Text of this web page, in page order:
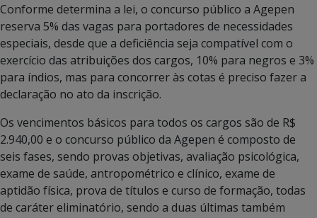
Conforme determina a lei, o concurso público a Agepen
reserva 5% das vagas para portadores de necessidades
especiais, desde que a deficiência seja compatível com o
exercício das atribuições dos cargos, 10% para negros e 3%
para índios, mas para concorrer às cotas é preciso fazer a
declaração no ato da inscrição.
Os vencimentos básicos para todos os cargos são de R$
2.940,00 e o concurso público da Agepen é composto de
seis fases, sendo provas objetivas, avaliação psicológica,
exame de saúde, antropométrico e clínico, exame de
aptidão física, prova de títulos e curso de formação, todas
de caráter eliminatório, sendo a duas últimas também